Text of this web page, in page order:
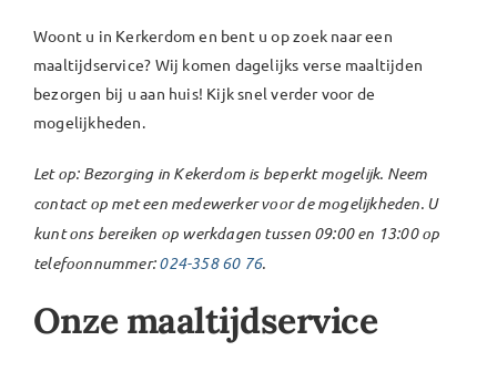
Contact
Woont u in Kerkerdom en bent u op zoek naar een
maaltijdservice? Wij komen dagelijks verse maaltijden
bezorgen bij u aan huis! Kijk snel verder voor de
mogelijkheden.
Let op: Bezorging in Kekerdom is beperkt mogelijk. Neem
contact op met een medewerker voor de mogelijkheden. U
kunt ons bereiken op werkdagen tussen 09:00 en 13:00 op
telefoonnummer:024-358 60 76.
Onze maaltijdservice